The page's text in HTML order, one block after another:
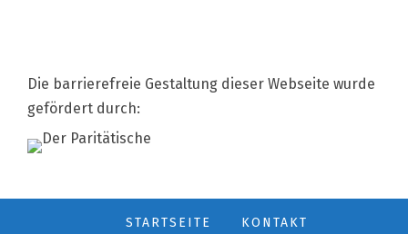
Die barrierefreie Gestaltung dieser Webseite wurde
gefördert durch:
STARTSEITE KONTAKT